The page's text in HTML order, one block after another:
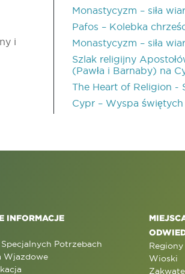
i
Monastycyzm – siła
Pafos – Kolebka
Monastycyzm – siła
Szlak religijny
(Pawła i Barnaby) na
The Heart of Religion -
Cypr – Wyspa
INFORMACJE
Potrzebach
Wjazdowe
Wioski